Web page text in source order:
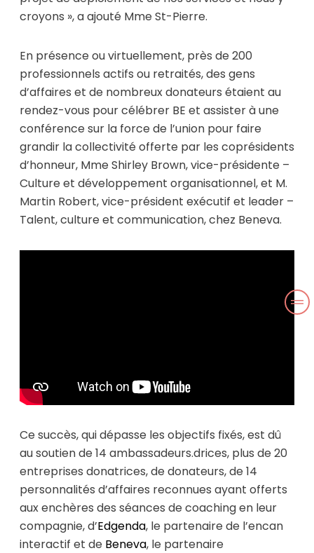
croyons », a ajouté Mme St-Pierre.
En présence ou virtuellement, près de 200
professionnels actifs ou retraités, des gens
d’affaires et de nombreux donateurs étaient au
rendez-vous pour célébrer BE et assister à une
conférence sur la force de l’union pour faire
grandir la collectivité offerte par les coprésidents
d’honneur, Mme Shirley Brown, vice-présidente –
Culture et développement organisationnel, et M.
Martin Robert, vice-président exécutif et leader –
Talent, culture et communication, chez Beneva.
Ce succès, qui dépasse les objectifs fixés, est dû
au soutien de 14 ambassadeurs.drices, plus de 20
entreprises donatrices, de donateurs, de 14
personnalités d’affaires reconnues ayant offerts
aux enchères des séances de coaching en leur
compagnie, d’Edgenda, le partenaire de l’encan
interactif et de Beneva, le partenaire